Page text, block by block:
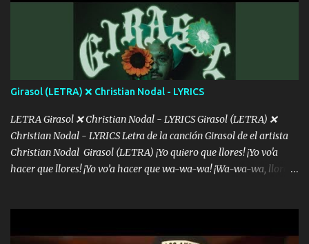
menos se prudente Hoy me sabe a mierda, traigo un Balvin en los
dientes Por falta de empatía le toca ser resiliente ¿Acaso eres
consciente de los followers que mueves? Parcerito, abre los ojos y
ve el poder que tienes Otro chiste malo son los nombres de tus
álbum's "José, vibras colores con la energía del diablo " ¿Si ...
Girasol (LETRA) ❌ Christian Nodal - LYRICS
LETRA Girasol ❌ Christian Nodal - LYRICS Girasol (LETRA) ❌
Christian Nodal - LYRICS Letra de la canción Girasol de el artista
Christian Nodal Girasol (LETRA) ¡Yo quiero que llores! ¡Yo vo'a
hacer que llores! ¡Yo vo’a hacer que wa-wa-wa! ¡Wa-wa-wa, llores!
intentas rimar Pobre payaso que usa a todo el mundo pa' conectar